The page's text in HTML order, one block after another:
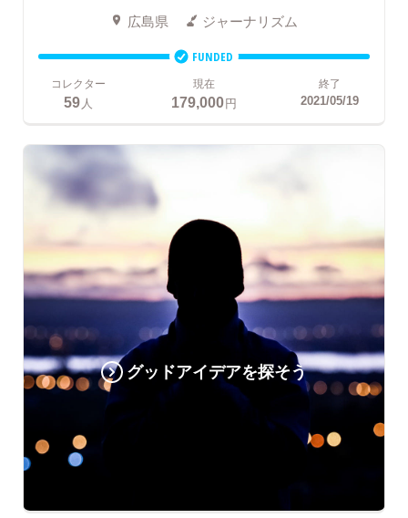
広島県 ジャーナリズム
FUNDED
コレクター
59人
現在
179,000円
終了
2021/05/19
グッドアイデアを探そう